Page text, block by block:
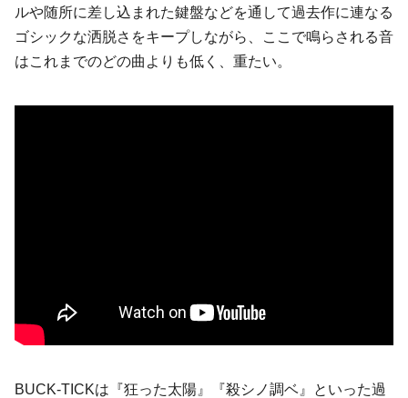
ルや随所に差し込まれた鍵盤などを通して過去作に連なる
ゴシックな洒脱さをキープしながら、ここで鳴らされる音
はこれまでのどの曲よりも低く、重たい。
BUCK-TICKは『狂った太陽』『殺シノ調ベ』といった過